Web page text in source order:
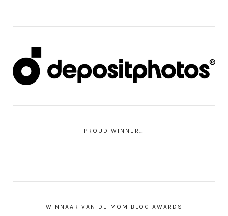
PROUD WINNER…
WINNAAR VAN DE MOM BLOG AWARDS